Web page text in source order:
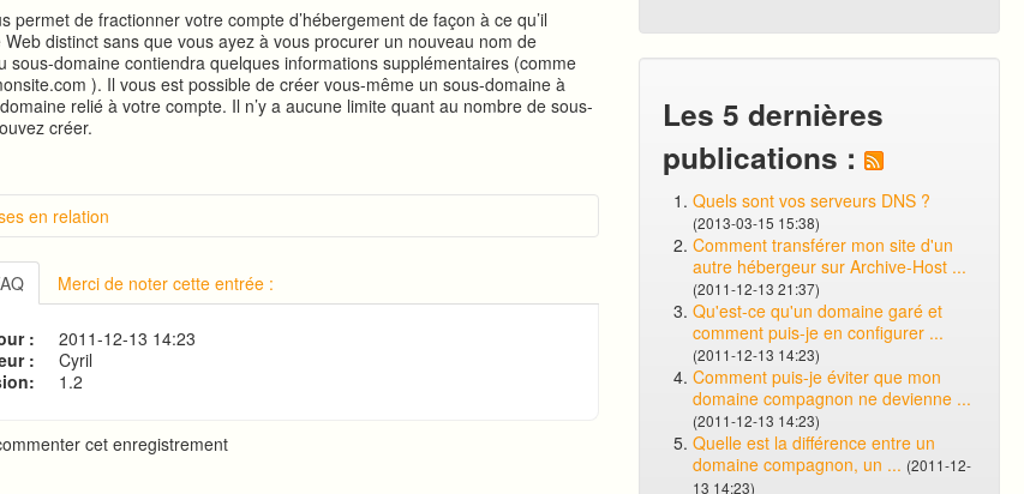
permet de fractionner votre compte d’hébergement de façon à ce qu’il
distinct sans que vous ayez à vous procurer un nouveau nom de
sous-domaine contiendra quelques informations supplémentaires (comme
). Il vous est possible de créer vous-même un sous-domaine à
relié à votre compte. Il n’y a aucune limite quant au nombre de sous-
créer.
en relation
de passe d'accès à cPanel
de données MySQL
Merci de noter cette entrée :
:
2011-12-13 14:23
:
Cyril
1.2
cet enregistrement
Les 5 dernières
publications :
Quels sont vos serveurs DNS ?
(2013-03-15 15:38)
Comment transférer mon site d'un
autre hébergeur sur Archive-Host ...
(2011-12-13 21:37)
Qu'est-ce qu'un domaine garé et
comment puis-je en configurer ...
(2011-12-13 14:23)
Comment puis-je éviter que mon
domaine compagnon ne devienne ...
(2011-12-13 14:23)
Quelle est la différence entre un
domaine compagnon, un ... (2011-12-
13 14:23)